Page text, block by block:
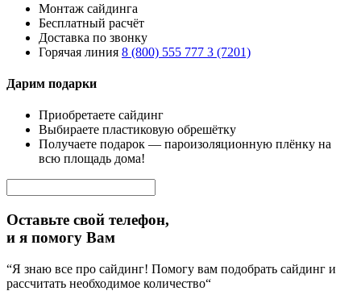
Монтаж сайдинга
Бесплатный расчёт
Доставка по звонку
Горячая линия 8 (800) 555 777 3 (7201)
Дарим подарки
Приобретаете сайдинг
Выбираете пластиковую обрешётку
Получаете подарок — пароизоляционную плёнку на
всю площадь дома!
Оставьте свой телефон,
и я помогу Вам
“Я знаю все про сайдинг! Помогу вам подобрать сайдинг и
рассчитать необходимое количество“